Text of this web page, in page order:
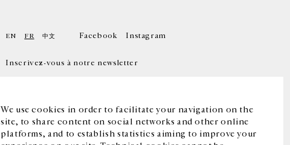
We use cookies in order to facilitate your navigation on the
site, to share content on social networks and other online
platforms, and to establish statistics aiming to improve your
EN FR 中文 Facebook Instagram
Inscrivez-vous à notre newsletter